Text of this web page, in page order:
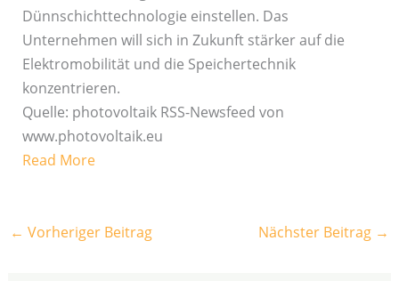
Dünnschichttechnologie einstellen. Das
Unternehmen will sich in Zukunft stärker auf die
Elektromobilität und die Speichertechnik
konzentrieren.
Quelle: photovoltaik RSS-Newsfeed von
www.photovoltaik.eu
Read More
← Vorheriger Beitrag Nächster Beitrag →